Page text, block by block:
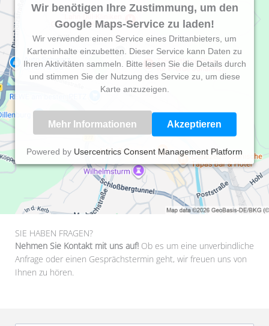
Wir benötigen Ihre Zustimmung, um den
Google Maps-Service zu laden!
Wir verwenden einen Service eines Drittanbieters, um
Karteninhalte einzubetten. Dieser Service kann Daten zu
Ihren Aktivitäten sammeln. Bitte lesen Sie die Details durch
und stimmen Sie der Nutzung des Service zu, um diese
Karte anzuzeigen.
Mehr Informationen Akzeptieren
Powered by Usercentrics Consent Management Platform
SIE HABEN FRAGEN?
Nehmen Sie Kontakt mit uns auf! Ob es um eine unverbindliche
Anfrage oder einen Gesprächstermin geht, wir freuen uns von
Ihnen zu hören.